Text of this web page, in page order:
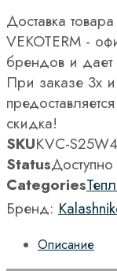
Доставка
VEKOTERM -
брендов и
При заказе 3х
предоставляется
скидка!
SKUKVC-
Status
Categories
Бренд:
Описание